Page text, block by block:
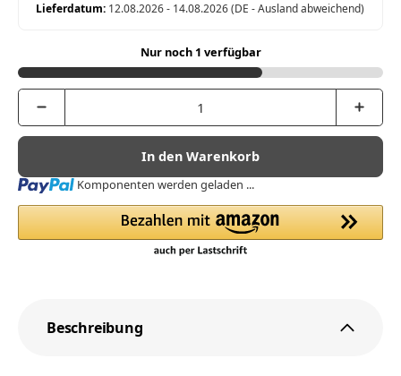
Lieferdatum: 12.08.2026 - 14.08.2026(DE - Ausland abweichend)
Nur noch 1 verfügbar
In den Warenkorb
Loading... Komponenten werden geladen ...
Beschreibung